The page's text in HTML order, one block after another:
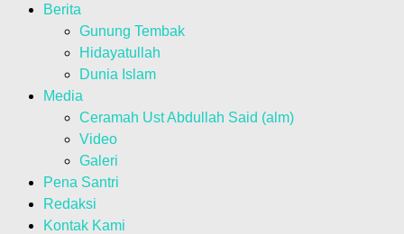
Berita
Gunung Tembak
Hidayatullah
Dunia Islam
Media
Ceramah Ust Abdullah Said (alm)
Video
Galeri
Pena Santri
Redaksi
Kontak Kami